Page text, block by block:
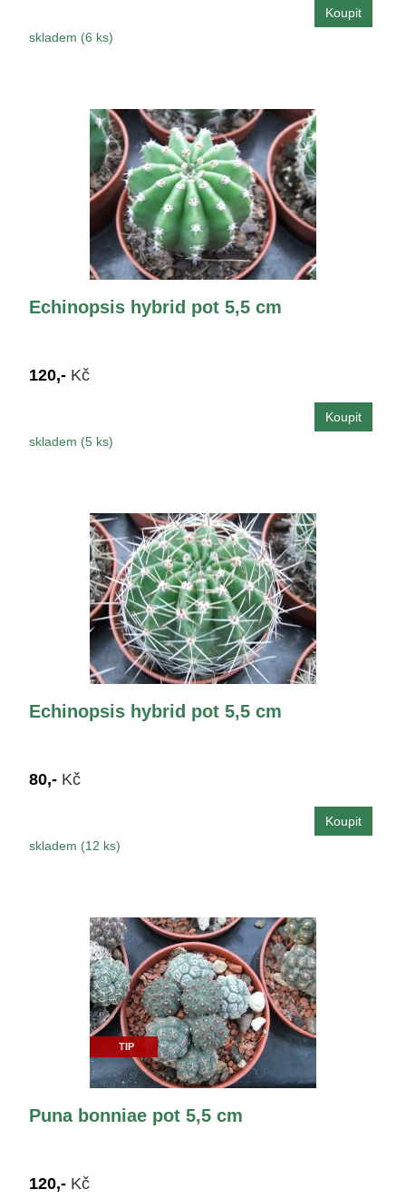
skladem (6 ks)
Echinopsis hybrid pot 5,5 cm
120,- Kč
skladem (5 ks)
Echinopsis hybrid pot 5,5 cm
80,- Kč
skladem (12 ks)
TIP
Puna bonniae pot 5,5 cm
120,- Kč